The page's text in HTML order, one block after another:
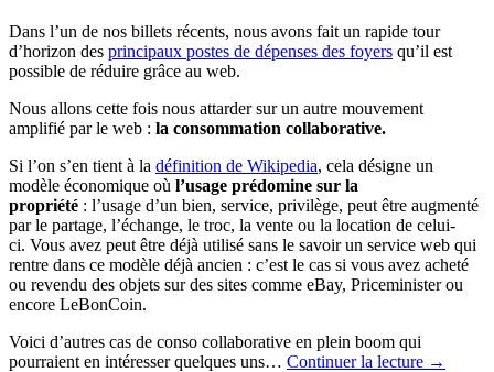
Dans l’un de nos billets récents, nous avons fait un rapide tour
d’horizon des principaux postes de dépenses des foyers qu’il est
possible de réduire grâce au web.
Nous allons cette fois nous attarder sur un autre mouvement
amplifié par le web : la consommation collaborative.
Si l’on s’en tient à la définition de Wikipedia, cela désigne un
modèle économique où l’usage prédomine sur la
propriété : l’usage d’un bien, service, privilège, peut être augmenté
par le partage, l’échange, le troc, la vente ou la location de celui-
ci. Vous avez peut être déjà utilisé sans le savoir un service web qui
rentre dans ce modèle déjà ancien : c’est le cas si vous avez acheté
ou revendu des objets sur des sites comme eBay, Priceminister ou
encore LeBonCoin.
Voici d’autres cas de conso collaborative en plein boom qui
pourraient en intéresser quelques uns… Continuer la lecture →